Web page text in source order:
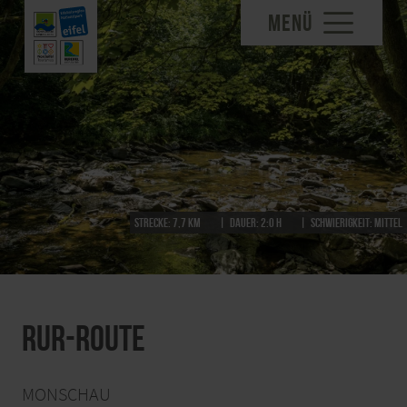
MENÜ
Strecke: 7,7 km Dauer: 2:0 h Schwierigkeit: mittel
Rur-Route
MONSCHAU